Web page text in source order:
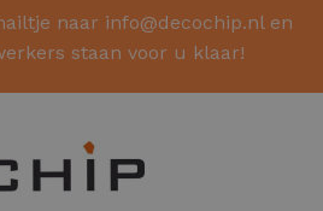
naar info@decochip.nl en
staan voor u klaar!